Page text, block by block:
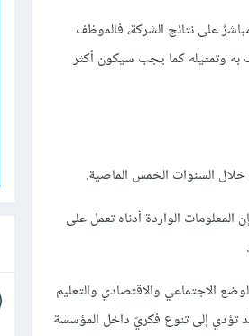
على نتائج الشركة، فالموظف
به وتمثيله كما يجب سيكون أكثر
خلال السنوات الخمس الماضية.
الواردة أدناه تعمل على
الاجتماعي والاقتصادي والتعليم
تؤدي إلى تنوع فكريّ داخل المؤسسة